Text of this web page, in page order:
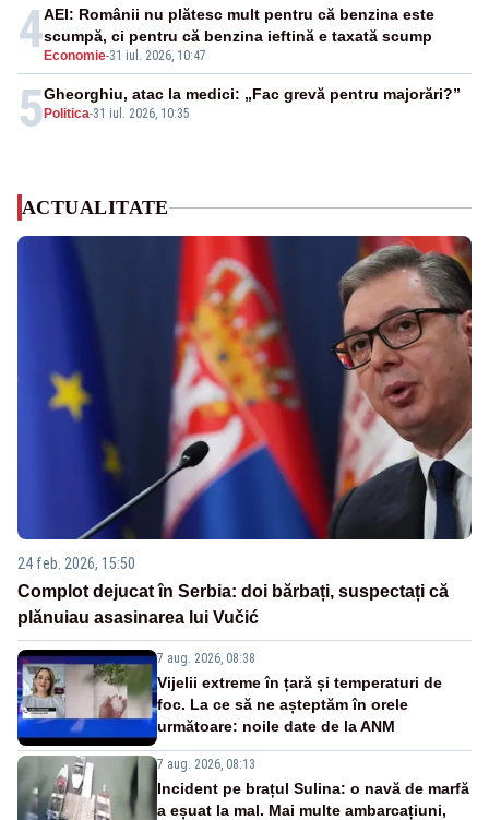
4 Economie-31 iul. 2026, 10:47
AEI: Românii nu plătesc mult pentru că benzina este
scumpă, ci pentru că benzina ieftină e taxată scump
5 Politica-31 iul. 2026, 10:35
Gheorghiu, atac la medici: „Fac grevă pentru majorări?”
ACTUALITATE
24 feb. 2026, 15:50
Complot dejucat în Serbia: doi bărbați, suspectați că
plănuiau asasinarea lui Vučić
7 aug. 2026, 08:38
Vijelii extreme în țară și temperaturi de
foc. La ce să ne așteptăm în orele
următoare: noile date de la ANM
7 aug. 2026, 08:13
Incident pe brațul Sulina: o navă de marfă
a eșuat la mal. Mai multe ambarcațiuni,